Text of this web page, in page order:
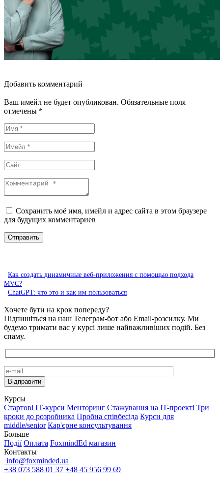
Добавить комментарий
Ваш имейл не будет опубликован. Обязательные поля
отмечены *
Сохранить моё имя, имейл и адрес сайта в этом браузере
для будущих комментариев
Как создать динамичные веб-приложения с помощью подхода
MVC?
ChatGPT: что это и как им пользоваться
Хочете бути на крок попереду?
Підпишіться на наш Телеграм-бот або Email-розсилку. Ми
будемо тримати вас у курсі лише найважливіших подій. Без
спаму.
Курсы
Стартові IТ-курси Менторинг Стажування на IT-проекті Три
кроки до розробника Пробна співбесіда Курси для
middle/senior Кар'єрне консультування
Больше
Події Оплата FoxmindEd магазин
Контакты
info@foxminded.ua
+38 073 588 01 37 +48 45 956 99 69